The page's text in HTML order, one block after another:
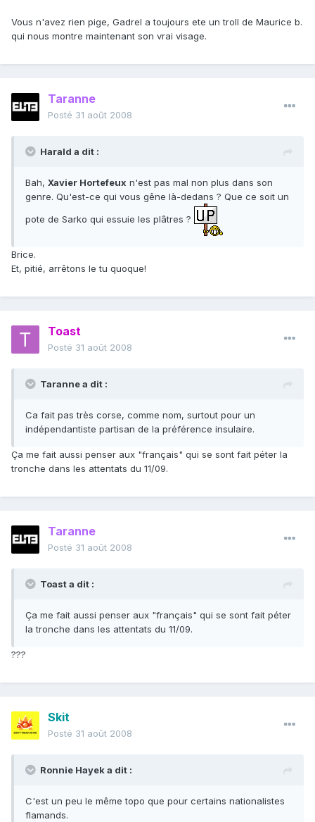
Vous n'avez rien pige, Gadrel a toujours ete un troll de Maurice b.
qui nous montre maintenant son vrai visage.
Taranne
Posté 31 août 2008
Harald a dit :
Bah, Xavier Hortefeux n'est pas mal non plus dans son
genre. Qu'est-ce qui vous gêne là-dedans ? Que ce soit un
pote de Sarko qui essuie les plâtres ?
Brice.
Et, pitié, arrêtons le tu quoque!
Toast
Posté 31 août 2008
Taranne a dit :
Ca fait pas très corse, comme nom, surtout pour un
indépendantiste partisan de la préférence insulaire.
Ça me fait aussi penser aux "français" qui se sont fait péter la
tronche dans les attentats du 11/09.
Taranne
Posté 31 août 2008
Toast a dit :
Ça me fait aussi penser aux "français" qui se sont fait péter
la tronche dans les attentats du 11/09.
???
Skit
Posté 31 août 2008
Ronnie Hayek a dit :
C'est un peu le même topo que pour certains nationalistes
flamands.